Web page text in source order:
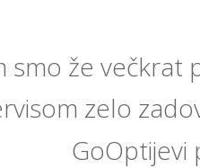
smo že večkrat
zelo